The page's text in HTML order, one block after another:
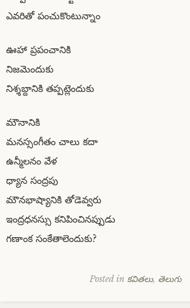
ఎవరితో పంచుకొంటున్నాం
ఊహా ప్రపంచానికి
నిజమెందుకు
నిశ్శబ్దానికి తప్పట్లెందుకు
మౌనానికి
మనస్సంగీతం చాలు కదా
ఉన్మీలనం వేళ
ధ్యాన సంద్రపు
మౌనభాష్యానికి తోడెవ్వరు
ఇంద్రధనస్సు కనిపించినప్పుడు
గణాంక సంకేతాలెందుకు?
Posted in కవితలు, తెలుగు